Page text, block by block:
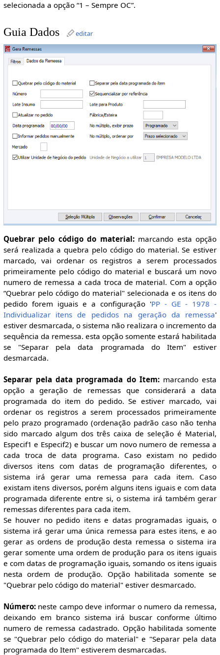
selecionada a opção “1 – Sempre OC”.
Guia Dados editar
Quebrar pelo código do material:marcando esta opção
será realizada a quebra pelo código do material. Se estiver
marcado, vai ordenar os registros a serem processados
primeiramente pelo código do material e buscará um novo
numero de remessa a cada troca de material. Com a opção
“Quebrar pelo código do material" selecionada e os itens do
pedido forem iguais e a configuração 'PP - GE - 1978 -
Individualizar itens de pedidos na geração da remessa'
estiver desmarcada, o sistema não realizara o incremento da
sequência da remessa. esta opção somente estará habilitada
se "Separar pela data programada do Item" estiver
desmarcada.
Separar pela data programada do Item:marcando esta
opção a geração de remessas que considerará a data
programada do item do pedido. Se estiver marcado, vai
ordenar os registros a serem processados primeiramente
pelo prazo programado (ordenação padrão caso não tenha
sido marcado algum dos três caixa de seleção é Material,
Especif1 e Especif2) e buscar um novo numero de remessa a
cada troca de data programa. Caso existam no pedido
diversos itens com datas de programação diferentes, o
sistema irá gerar uma remessa para cada item. Caso
existam itens diversos, porém alguns itens iguais e com data
programada diferente entre si, o sistema irá também gerar
remessas diferentes para cada item.
Se houver no pedido itens e datas programadas iguais, o
sistema irá gerar uma única remessa para estes itens, e ao
gerar as ordens de produção desta remessa o sistema ira
gerar somente uma ordem de produção para os itens iguais
e com datas de programação iguais, somando os itens iguais
nesta ordem de produção. Opção habilitada somente se
"Quebrar pelo código do material" estiver desmarcado.
Número:neste campo deve informar o numero da remessa,
deixando em branco sistema irá buscar conforme último
numero de remessa cadastrado. Opção habilitada somente
se "Quebrar pelo código do material" e "Separar pela data
programada do Item" estiverem desmarcadas.